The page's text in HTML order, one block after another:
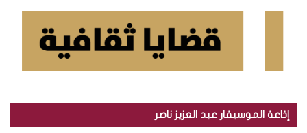
إذاعة الموسيقار عبد العزيز ناصر